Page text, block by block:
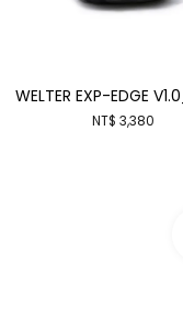
WELTER EXP-EDGE
NT$ 3,380